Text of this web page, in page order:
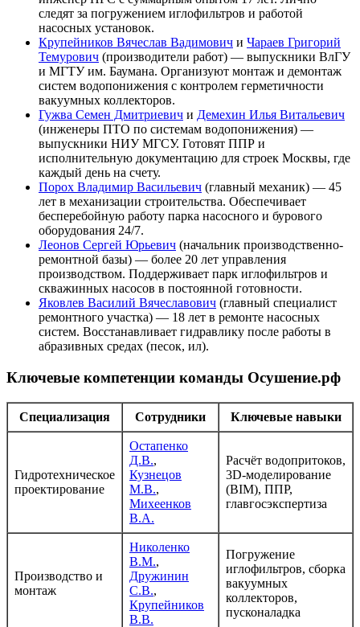
следят за погружением иглофильтров и работой
насосных установок.
Крупейников Вячеслав Вадимович и Чараев Григорий
Темурович (производители работ) — выпускники ВлГУ
и МГТУ им. Баумана. Организуют монтаж и демонтаж
систем водопонижения с контролем герметичности
вакуумных коллекторов.
Гужва Семен Дмитриевич и Демехин Илья Витальевич
(инженеры ПТО по системам водопонижения) —
выпускники НИУ МГСУ. Готовят ППР и
исполнительную документацию для строек Москвы, где
каждый день на счету.
Порох Владимир Васильевич (главный механик) — 45
лет в механизации строительства. Обеспечивает
бесперебойную работу парка насосного и бурового
оборудования 24/7.
Леонов Сергей Юрьевич (начальник производственно-
ремонтной базы) — более 20 лет управления
производством. Поддерживает парк иглофильтров и
скважинных насосов в постоянной готовности.
Яковлев Василий Вячеславович (главный специалист
ремонтного участка) — 18 лет в ремонте насосных
систем. Восстанавливает гидравлику после работы в
абразивных средах (песок, ил).
Ключевые компетенции команды Осушение.рф
Специализация Сотрудники Ключевые навыки
Гидротехническое
проектирование
Остапенко
Д.В.,
Кузнецов
М.В.,
Михеенков
В.А.
Расчёт водопритоков,
3D-моделирование
(BIM), ППР,
главгосэкспертиза
Производство и
монтаж
Николенко
В.М.,
Дружинин
С.В.,
Крупейников
В.В.
Погружение
иглофильтров, сборка
вакуумных
коллекторов,
пусконаладка